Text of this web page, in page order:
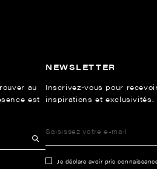
au
est
NEWSLETTER
Inscrivez-vous pour
inspirations et exclusivités.
Je déclare avoir pris